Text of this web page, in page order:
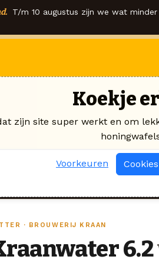
T/m 10 augustus zijn we wat
· BROUWERIJ KRAAN
6.2
Koekje
zijn site super werkt en om
Voorkeuren